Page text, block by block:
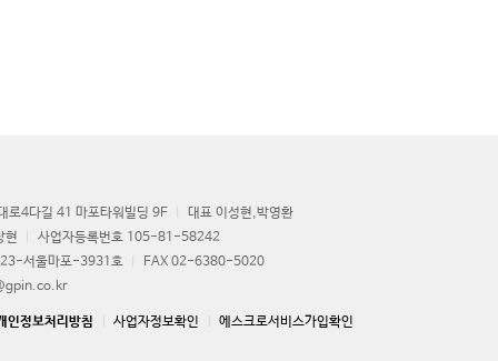
로4다길 41 마포타워빌딩 9F
대표 이성현,박영환
현
사업자등록번호 105-81-58242
서울마포-3931호
FAX 02-6380-5020
인정보처리방침 사업자정보확인 에스크로서비스가입확인